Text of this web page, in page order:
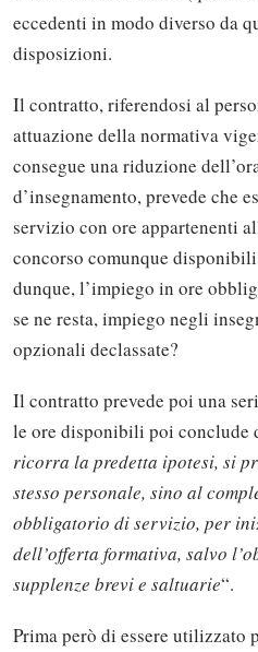
eccedenti in modo diverso da
disposizioni.
Il contratto, riferendosi al
attuazione della normativa
consegue una riduzione
d’insegnamento, prevede che
servizio con ore appartenenti
concorso comunque
dunque, l’impiego in ore
se ne resta, impiego negli
opzionali declassate?
Il contratto prevede poi una
le ore disponibili poi conclude
ricorra la predetta ipotesi, si
stesso personale, sino al
obbligatorio di servizio, per
dell’offerta formativa, salvo
supplenze brevi e saltuarie“.
Prima però di essere utilizzato